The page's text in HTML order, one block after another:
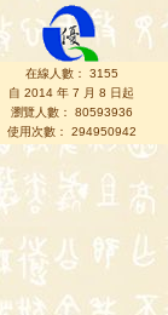
在線人數： 3155
自 2014 年 7 月 8 日起
瀏覽人數： 80593936
使用次數： 294950942